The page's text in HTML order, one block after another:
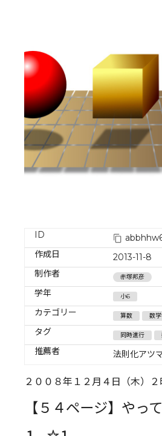
ID
作成日
2013-11-8
制作者
赤塚邦彦
学年 小6
カテゴリー 算数 数学
タグ 同時進行
推薦者 法則化アツ
２００８年１２月４日（木）２
【５４ページ】やっ